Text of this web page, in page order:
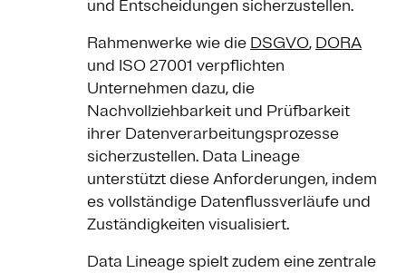
und Entscheidungen sicherzustellen.
Rahmenwerke wie die DSGVO, DORA
und ISO 27001 verpflichten
Unternehmen dazu, die
Nachvollziehbarkeit und Prüfbarkeit
ihrer Datenverarbeitungsprozesse
sicherzustellen. Data Lineage
unterstützt diese Anforderungen, indem
es vollständige Datenflussverläufe und
Zuständigkeiten visualisiert.
Data Lineage spielt zudem eine zentrale